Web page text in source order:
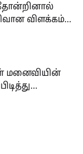
விளக்கம்...
மனைவியின்